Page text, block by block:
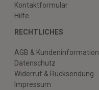
Kontaktformular
Hilfe
RECHTLICHES
AGB & Kundeninformation
Datenschutz
Widerruf & Rücksendung
Impressum